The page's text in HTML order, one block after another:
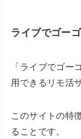
ライブでゴー
「ライブでゴー
用できるリモ活
このサイトの特
ることです。